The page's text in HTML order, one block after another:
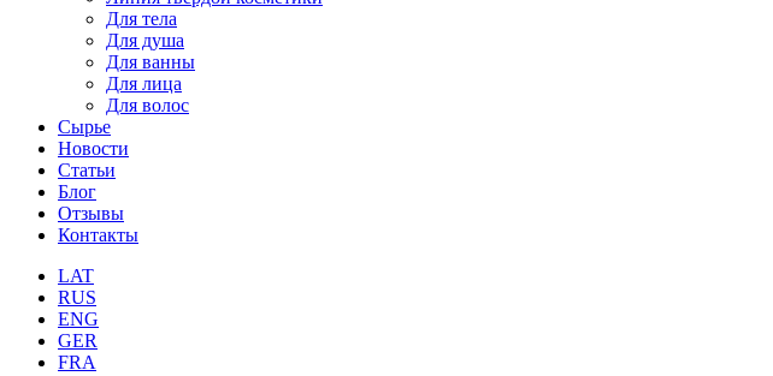
Для тела
Для душа
Для ванны
Для лица
Для волос
Сырье
Новости
Статьи
Блог
Отзывы
Контакты
LAT
RUS
ENG
GER
FRA